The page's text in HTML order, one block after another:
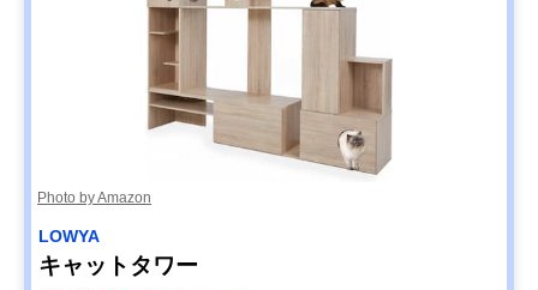
Photo by Amazon
LOWYA
キャットタワー